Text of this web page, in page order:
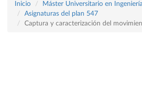
Inicio
Máster Universitario en
Asignaturas del plan 547
Captura y caracterización del